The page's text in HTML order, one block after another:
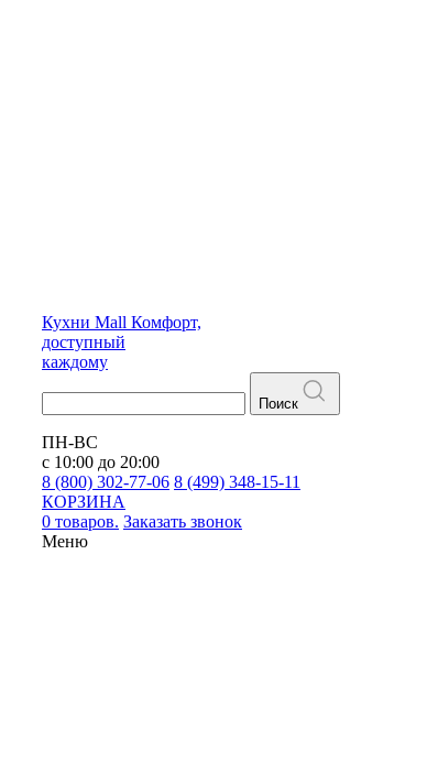
Кухни Mall Комфорт,
доступный
каждому
Поиск
ПН-ВС
с 10:00 до 20:00
8 (800) 302-77-06 8 (499) 348-15-11
КОРЗИНА
0 товаров. Заказать звонок
Меню